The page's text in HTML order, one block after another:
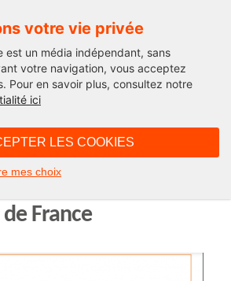
votre vie privée
est un média indépendant, sans
votre navigation, vous acceptez
Pour en savoir plus, consultez notre
ici
LES COOKIES
mes choixAbdallah en
France